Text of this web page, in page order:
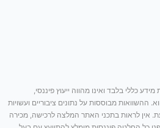
כללי בלבד ואינו מהווה ייעוץ פיננסי,
ההשוואות מבוססות על נתונים ציבוריים ועשויות
אין לראות בתכני האתר המלצה לרכישה, מכירה